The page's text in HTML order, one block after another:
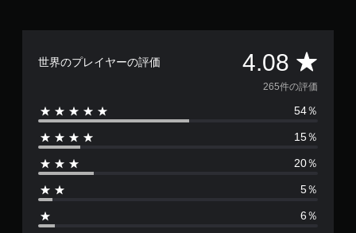
世界のプレイヤーの評価 4.08 評
価
数
は
6
265件の評価
54％
15％
20％
5％
6％